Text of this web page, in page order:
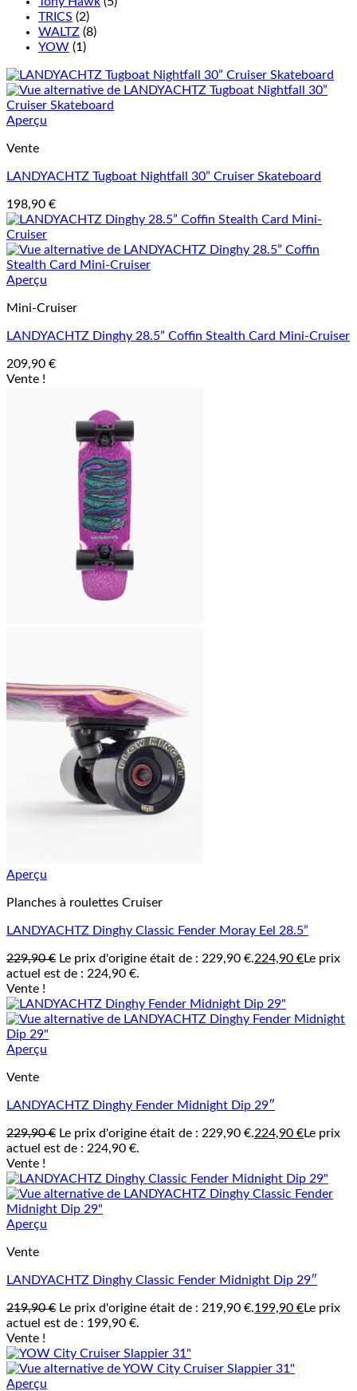
TRICS (2)
WALTZ (8)
YOW (1)
Aperçu
Vente
LANDYACHTZ Tugboat Nightfall 30” Cruiser Skateboard
198,90 €
Aperçu
Mini-Cruiser
LANDYACHTZ Dinghy 28.5” Coffin Stealth Card Mini-Cruiser
209,90 €
Vente !
Aperçu
Planches à roulettes Cruiser
LANDYACHTZ Dinghy Classic Fender Moray Eel 28.5”
229,90€ Le prix d'origine était de : 229,90 €.224,90 €Le prix
actuel est de : 224,90 €.
Vente !
Aperçu
Vente
LANDYACHTZ Dinghy Fender Midnight Dip 29″
229,90€ Le prix d'origine était de : 229,90 €.224,90 €Le prix
actuel est de : 224,90 €.
Vente !
Aperçu
Vente
LANDYACHTZ Dinghy Classic Fender Midnight Dip 29″
219,90€ Le prix d'origine était de : 219,90 €.199,90 €Le prix
actuel est de : 199,90 €.
Vente !
Aperçu